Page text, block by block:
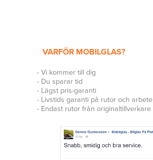
VARFÖR MOBILGLAS?
- Vi kommer till dig
- Du sparar tid
- Lägst pris-garanti
- Livstids garanti på rutor och arbete
- Endast rutor från originaltillverkare